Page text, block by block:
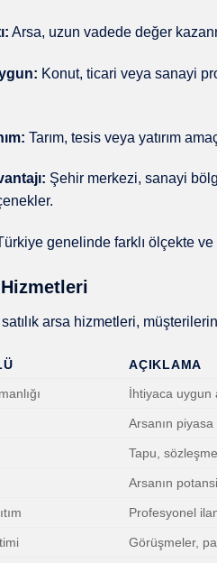
Arsa, uzun vadede değer
Konut, ticari veya sanayi
Tarım, tesis veya yatırım
Şehir merkezi, sanayi
genelinde farklı ölçekte ve
Hizmetleri
arsa hizmetleri,
AÇIKLAMA
İhtiyaca uygun
Arsanın
Tapu,
Arsanın
Profesyonel
Görüşmeler,